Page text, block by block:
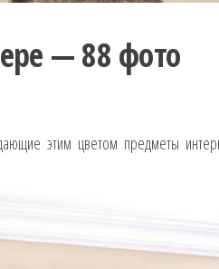
— 88 фото
этим цветом предметы